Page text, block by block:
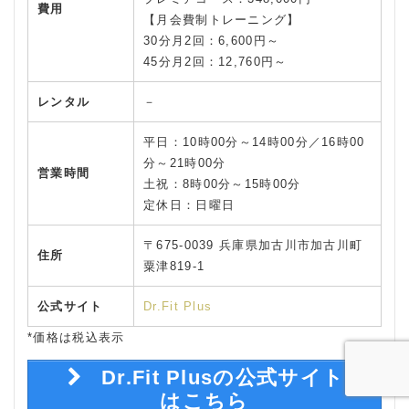
費用
【月会費制トレーニング】
30分月2回：6,600円～
45分月2回：12,760円～
レンタル －
営業時間
平日：10時00分～14時00分／16時00
分～21時00分
土祝：8時00分～15時00分
定休日：日曜日
住所
〒675-0039 兵庫県加古川市加古川町
粟津819-1
公式サイト Dr.Fit Plus
*価格は税込表示
Dr.Fit Plusの公式サイト
はこちら